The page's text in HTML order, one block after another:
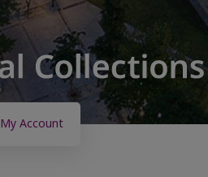
My Account